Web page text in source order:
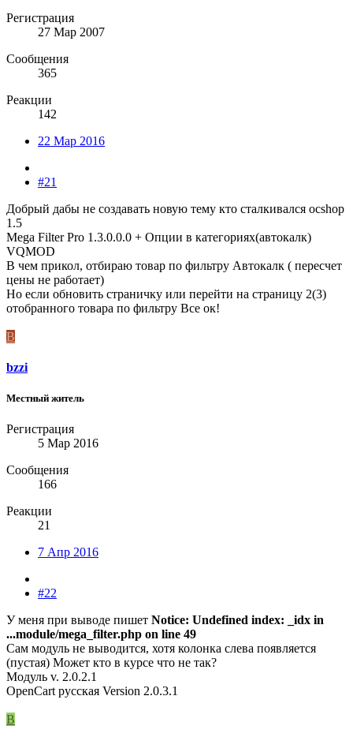
Регистрация
27 Мар 2007
Сообщения
365
Реакции
142
22 Мар 2016
#21
Добрый дабы не создавать новую тему кто сталкивался ocshop
1.5
Mega Filter Pro 1.3.0.0.0 + Опции в категориях(автокалк)
VQMOD
В чем прикол, отбираю товар по фильтру Автокалк ( пересчет
цены не работает)
Но если обновить страничку или перейти на страницу 2(3)
отобранного товара по фильтру Все ок!
B
bzzi
Местный житель
Регистрация
5 Мар 2016
Сообщения
166
Реакции
21
7 Апр 2016
#22
У меня при выводе пишет Notice: Undefined index: _idx in
...module/mega_filter.php on line 49
Сам модуль не выводится, хотя колонка слева появляется
(пустая) Может кто в курсе что не так?
Модуль v. 2.0.2.1
ОpenCart русская Version 2.0.3.1
B